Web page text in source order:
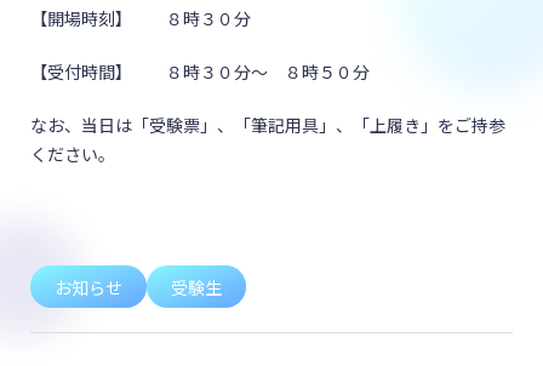
【開場時刻】 ８時３０分
【受付時間】 ８時３０分～ ８時５０分
なお、当日は「受験票」、「筆記用具」、「上履き」をご持参
ください。
お知らせ 受験生